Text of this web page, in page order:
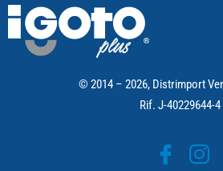
© 2014 – 2026, Distrimport
Rif. J-40229644-4